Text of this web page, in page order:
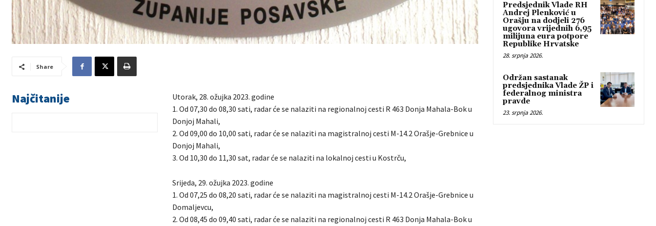
Share
Najčitanije
Utorak, 28. ožujka 2023. godine
1. Od 07,30 do 08,30 sati, radar će se nalaziti na regionalnoj cesti R 463 Donja Mahala-Bok u
Donjoj Mahali,
2. Od 09,00 do 10,00 sati, radar će se nalaziti na magistralnoj cesti M-14.2 Orašje-Grebnice u
Donjoj Mahali,
3. Od 10,30 do 11,30 sat, radar će se nalaziti na lokalnoj cesti u Kostrču,
Srijeda, 29. ožujka 2023. godine
1. Od 07,25 do 08,20 sati, radar će se nalaziti na magistralnoj cesti M-14.2 Orašje-Grebnice u
Domaljevcu,
2. Od 08,45 do 09,40 sati, radar će se nalaziti na regionalnoj cesti R 463 Donja Mahala-Bok u
Predsjednik Vlade RH
Andrej Plenković u
Orašju na dodjeli 276
ugovora vrijednih 6,95
milijuna eura potpore
Republike Hrvatske
28. srpnja 2026.
Održan sastanak
predsjednika Vlade ŽP i
federalnog ministra
pravde
23. srpnja 2026.